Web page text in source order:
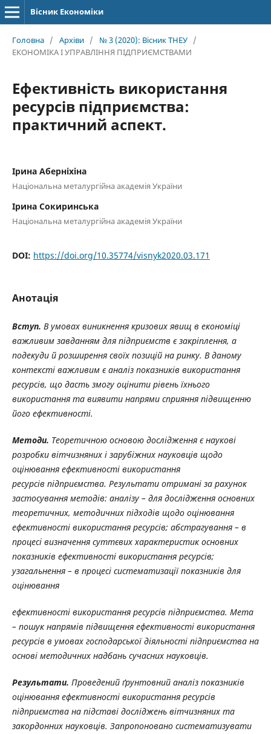
Вісник Економіки
Головна / Архіви / № 3 (2020): Вісник ТНЕУ /
ЕКОНОМІКА І УПРАВЛІННЯ ПІДПРИЄМСТВАМИ
Ефективність використання
ресурсів підприємства:
практичний аспект.
Ірина Аберніхіна
Національна металургійна академія України
Ірина Сокиринська
Національна металургійна академія України
DOI: https://doi.org/10.35774/visnyk2020.03.171
Анотація
Вступ. В умовах виникнення кризових явищ в економіці
важливим завданням для підприємств є закріплення, а
подекуди й розширення своїх позицій на ринку. В даному
контексті важливим є аналіз показників використання
ресурсів, що дасть змогу оцінити рівень їхнього
використання та виявити напрями сприяння підвищенню
його ефективності.
Методи. Теоретичною основою дослідження є наукові
розробки вітчизняних і зарубіжних науковців щодо
оцінювання ефективності використання
ресурсів підприємства. Результати отримані за рахунок
застосування методів: аналізу – для дослідження основних
теоретичних, методичних підходів щодо оцінювання
ефективності використання ресурсів; абстрагування – в
процесі визначення суттєвих характеристик основних
показників ефективності використання ресурсів;
узагальнення – в процесі систематизації показників для
оцінювання
ефективності використання ресурсів підприємства. Мета
– пошук напрямів підвищення ефективності використання
ресурсів в умовах господарської діяльності підприємства на
основі методичних надбань сучасних науковців.
Результати. Проведений ґрунтовний аналіз показників
оцінювання ефективності використання ресурсів
підприємства на підставі досліджень вітчизняних та
закордонних науковців. Запропоновано систематизувати